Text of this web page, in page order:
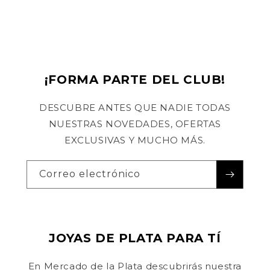
¡FORMA PARTE DEL CLUB!
DESCUBRE ANTES QUE NADIE TODAS
NUESTRAS NOVEDADES, OFERTAS
EXCLUSIVAS Y MUCHO MÁS.
Correo electrónico
JOYAS DE PLATA PARA TÍ
En Mercado de la Plata descubrirás nuestra